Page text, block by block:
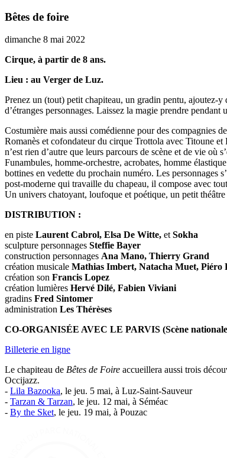
Bêtes de foire
dimanche 8 mai 2022
Cirque, à partir de 8 ans.
Lieu : au Verger de Luz.
Prenez un (tout) petit chapiteau, un gradin pentu, ajoutez-y
d’étranges personnages. Laissez la magie prendre
Costumière mais aussi comédienne pour des compagnies
Romanès et cofondateur du cirque Trottola avec Titoune
n’est rien d’autre que leurs parcours de scène et de vie
Funambules, homme-orchestre, acrobates, homme
bottines en vedette du prochain numéro. Les personnages
post-moderne qui travaille du chapeau, il compose avec
Un univers chatoyant, loufoque et poétique, un petit théâtre
DISTRIBUTION :
en piste Laurent Cabrol, Elsa De Witte, etSokha
sculpture personnages Steffie Bayer
construction personnages Ana Mano, Thierry Grand
création musicale Mathias Imbert, Natacha Muet, Piéro
création son Francis Lopez
création lumières Hervé Dilé, Fabien Viviani
gradins Fred Sintomer
administration Les Thérèses
CO-ORGANISÉE AVEC LE PARVIS (Scène
Billeterie en ligne
Le chapiteau de Bêtes de Foire accueillera aussi trois
Occijazz.
- Lila Bazooka, le jeu. 5 mai, à Luz-Saint-Sauveur
- Tarzan & Tarzan, le jeu. 12 mai, à Séméac
- By the Sket, le jeu. 19 mai, à Pouzac